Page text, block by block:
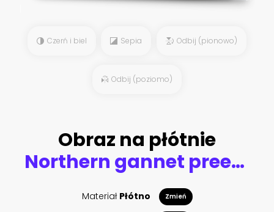
Czerń i biel Sepia Odbij (pionowo)
Odbij (poziomo)
Obraz na płótnie
Northern gannet preening outdoors
Materiał Płótno Zmień